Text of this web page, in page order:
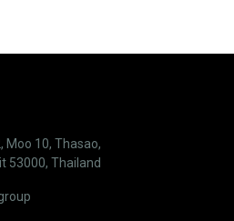
Moo 10, Thasao,
53000, Thailand